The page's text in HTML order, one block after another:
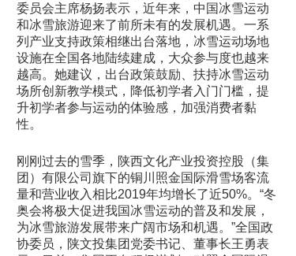
委员会主席杨扬表示，近年来，中国冰雪运动
和冰雪旅游迎来了前所未有的发展机遇。一系
列产业支持政策相继出台落地，冰雪运动场地
设施在全国各地陆续建成，大众参与度也越来
越高。她建议，出台政策鼓励、扶持冰雪运动
场所创新教学模式，降低初学者入门门槛，提
升初学者参与运动的体验感，加强消费者黏
性。
刚刚过去的雪季，陕西文化产业投资控股（集
团）有限公司旗下的铜川照金国际滑雪场客流
量和营业收入相比2019年均增长了近50%。“冬
奥会将极大促进我国冰雪运动的普及和发展，
为冰雪旅游发展带来广阔市场和机遇。”全国政
协委员，陕文投集团党委书记、董事长王勇表